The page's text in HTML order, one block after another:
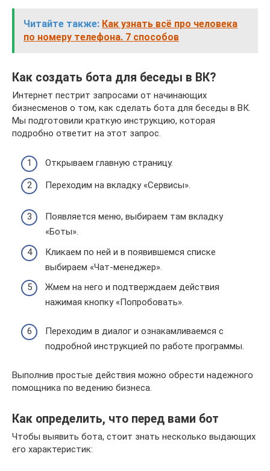
Читайте также: Как узнать всё про человека
по номеру телефона. 7 способов
Как создать бота для беседы в ВК?
Интернет пестрит запросами от начинающих
бизнесменов о том, как сделать бота для беседы в ВК.
Мы подготовили краткую инструкцию, которая
подробно ответит на этот запрос.
Открываем главную страницу.
Переходим на вкладку «Сервисы».
Появляется меню, выбираем там вкладку
«Боты».
Кликаем по ней и в появившемся списке
выбираем «Чат-менеджер».
Жмем на него и подтверждаем действия
нажимая кнопку «Попробовать».
Переходим в диалог и ознакамливаемся с
подробной инструкцией по работе программы.
Выполнив простые действия можно обрести надежного
помощника по ведению бизнеса.
Как определить, что перед вами бот
Чтобы выявить бота, стоит знать несколько выдающих
его характеристик: